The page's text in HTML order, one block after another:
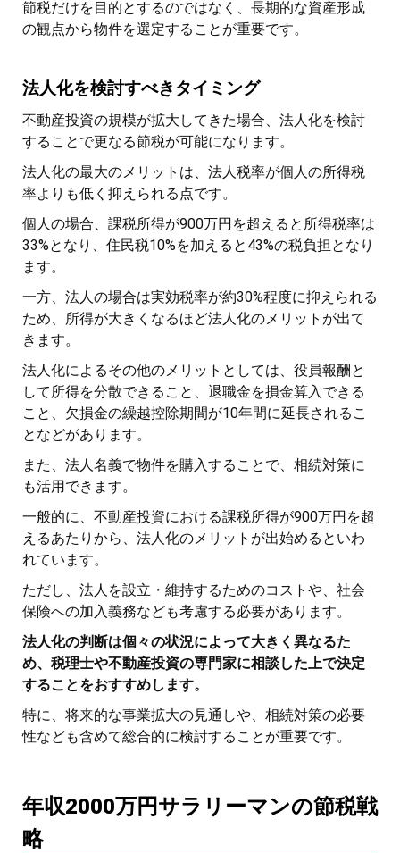
節税だけを目的とするのではなく、長期的な資産形成
の観点から物件を選定することが重要です。
法人化を検討すべきタイミング
不動産投資の規模が拡大してきた場合、法人化を検討
することで更なる節税が可能になります。
法人化の最大のメリットは、法人税率が個人の所得税
率よりも低く抑えられる点です。
個人の場合、課税所得が900万円を超えると所得税率は
33%となり、住民税10%を加えると43%の税負担となり
ます。
一方、法人の場合は実効税率が約30%程度に抑えられる
ため、所得が大きくなるほど法人化のメリットが出て
きます。
法人化によるその他のメリットとしては、役員報酬と
して所得を分散できること、退職金を損金算入できる
こと、欠損金の繰越控除期間が10年間に延長されるこ
となどがあります。
また、法人名義で物件を購入することで、相続対策に
も活用できます。
一般的に、不動産投資における課税所得が900万円を超
えるあたりから、法人化のメリットが出始めるといわ
れています。
ただし、法人を設立・維持するためのコストや、社会
保険への加入義務なども考慮する必要があります。
法人化の判断は個々の状況によって大きく異なるた
め、税理士や不動産投資の専門家に相談した上で決定
することをおすすめします。
特に、将来的な事業拡大の見通しや、相続対策の必要
性なども含めて総合的に検討することが重要です。
年収2000万円サラリーマンの節税戦
略